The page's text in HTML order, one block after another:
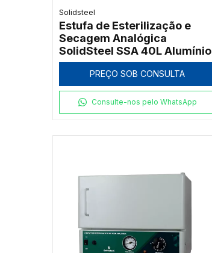
Solidsteel
Estufa de Esterilização e
Secagem Analógica
SolidSteel SSA 40L Alumínio
PREÇO SOB CONSULTA
Consulte-nos pelo WhatsApp